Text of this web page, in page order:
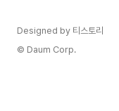
Designed by 티스토리
© Daum Corp.